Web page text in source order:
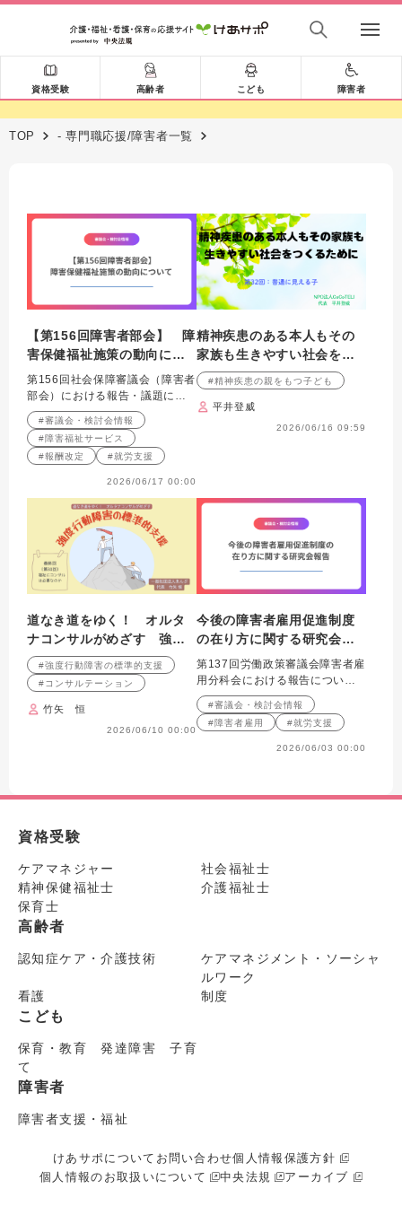
資格受験 高齢者 こども 障害者
TOP - 専門職応援/障害者一覧
【第156回障害者部会】 障
害保健福祉施策の動向につ
いて解説
第156回社会保障審議会（障害者
部会）における報告・議題につ
いて紹介します。
#審議会・検討会情報
#障害福祉サービス
#報酬改定
#就労支援
2026/06/17 00:00
精神疾患のある本人もその
家族も生きやすい社会をつ
くるために 第32回：普通
に見える子
#精神疾患の親をもつ子ども
平井登威
2026/06/16 09:59
道なき道をゆく！ オルタ
ナコンサルがめざす 強度
行動障害の標準的支援 最
終回（第30回） 福祉にコ
ンサルは必要なのか
#強度行動障害の標準的支援
#コンサルテーション
竹矢 恒
2026/06/10 00:00
今後の障害者雇用促進制度
の在り方に関する研究会報
告
第137回労働政策審議会障害者雇
用分科会における報告について
紹介します。
#審議会・検討会情報
#障害者雇用
#就労支援
2026/06/03 00:00
資格受験
ケアマネジャー
社会福祉士
精神保健福祉士
介護福祉士
保育士
高齢者
認知症ケア・介護技術
ケアマネジメント・ソーシャ
ルワーク
看護
制度
こども
保育・教育 発達障害 子育
て
障害者
障害者支援・福祉
けあサポについて お問い合わせ個人情報保護方針
個人情報のお取扱いについて
中央法規 アーカイブ